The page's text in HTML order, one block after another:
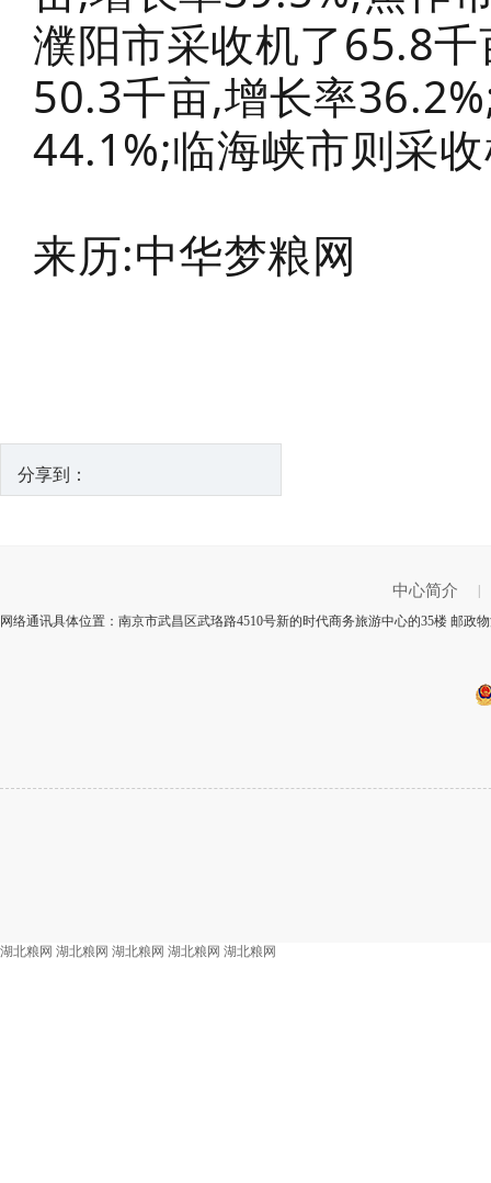
濮阳市采收机了65.8
50.3千亩,增长率
44.1%;临海峡市则采
来历:中华梦粮网
分享到：
中心简介
网络通讯具体位置：南京市武昌区武珞路4510号新的时代商务旅游中心的35楼 邮政
湖北粮网 湖北粮网 湖北粮网 湖北粮网 湖北粮网